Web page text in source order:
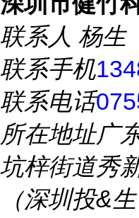
联系人 杨生
联系手机
联系电话
所在地址广
坑梓街道秀
（深圳投&